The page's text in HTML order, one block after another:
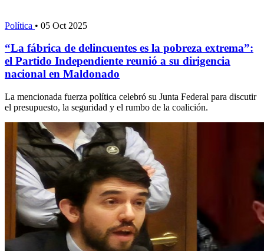
Política • 05 Oct 2025
“La fábrica de delincuentes es la pobreza extrema”:
el Partido Independiente reunió a su dirigencia
nacional en Maldonado
La mencionada fuerza política celebró su Junta Federal para discutir
el presupuesto, la seguridad y el rumbo de la coalición.